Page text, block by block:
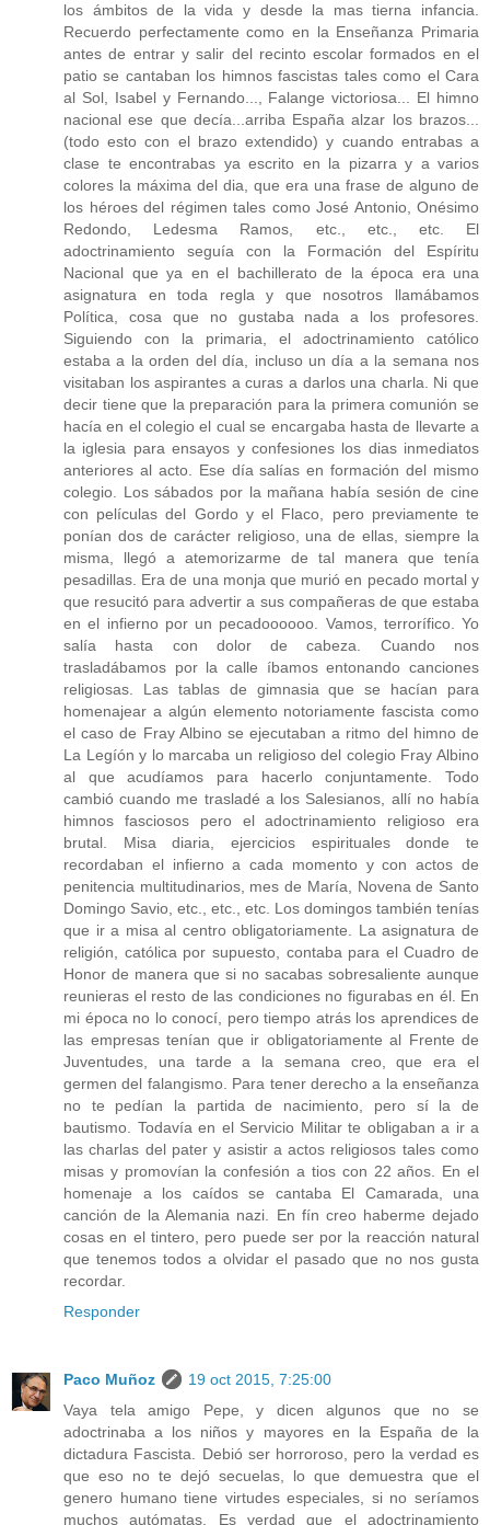
los ámbitos de la vida y desde la mas tierna infancia.
Recuerdo perfectamente como en la Enseñanza Primaria
antes de entrar y salir del recinto escolar formados en el
patio se cantaban los himnos fascistas tales como el Cara
al Sol, Isabel y Fernando..., Falange victoriosa... El himno
nacional ese que decía...arriba España alzar los brazos...
(todo esto con el brazo extendido) y cuando entrabas a
clase te encontrabas ya escrito en la pizarra y a varios
colores la máxima del dia, que era una frase de alguno de
los héroes del régimen tales como José Antonio, Onésimo
Redondo, Ledesma Ramos, etc., etc., etc. El
adoctrinamiento seguía con la Formación del Espíritu
Nacional que ya en el bachillerato de la época era una
asignatura en toda regla y que nosotros llamábamos
Política, cosa que no gustaba nada a los profesores.
Siguiendo con la primaria, el adoctrinamiento católico
estaba a la orden del día, incluso un día a la semana nos
visitaban los aspirantes a curas a darlos una charla. Ni que
decir tiene que la preparación para la primera comunión se
hacía en el colegio el cual se encargaba hasta de llevarte a
la iglesia para ensayos y confesiones los dias inmediatos
anteriores al acto. Ese día salías en formación del mismo
colegio. Los sábados por la mañana había sesión de cine
con películas del Gordo y el Flaco, pero previamente te
ponían dos de carácter religioso, una de ellas, siempre la
misma, llegó a atemorizarme de tal manera que tenía
pesadillas. Era de una monja que murió en pecado mortal y
que resucitó para advertir a sus compañeras de que estaba
en el infierno por un pecadoooooo. Vamos, terrorífico. Yo
salía hasta con dolor de cabeza. Cuando nos
trasladábamos por la calle íbamos entonando canciones
religiosas. Las tablas de gimnasia que se hacían para
homenajear a algún elemento notoriamente fascista como
el caso de Fray Albino se ejecutaban a ritmo del himno de
La Legíón y lo marcaba un religioso del colegio Fray Albino
al que acudíamos para hacerlo conjuntamente. Todo
cambió cuando me trasladé a los Salesianos, allí no había
himnos fasciosos pero el adoctrinamiento religioso era
brutal. Misa diaria, ejercicios espirituales donde te
recordaban el infierno a cada momento y con actos de
penitencia multitudinarios, mes de María, Novena de Santo
Domingo Savio, etc., etc., etc. Los domingos también tenías
que ir a misa al centro obligatoriamente. La asignatura de
religión, católica por supuesto, contaba para el Cuadro de
Honor de manera que si no sacabas sobresaliente aunque
reunieras el resto de las condiciones no figurabas en él. En
mi época no lo conocí, pero tiempo atrás los aprendices de
las empresas tenían que ir obligatoriamente al Frente de
Juventudes, una tarde a la semana creo, que era el
germen del falangismo. Para tener derecho a la enseñanza
no te pedían la partida de nacimiento, pero sí la de
bautismo. Todavía en el Servicio Militar te obligaban a ir a
las charlas del pater y asistir a actos religiosos tales como
misas y promovían la confesión a tios con 22 años. En el
homenaje a los caídos se cantaba El Camarada, una
canción de la Alemania nazi. En fín creo haberme dejado
cosas en el tintero, pero puede ser por la reacción natural
que tenemos todos a olvidar el pasado que no nos gusta
recordar.
Responder
Paco Muñoz
19 oct 2015, 7:25:00
Vaya tela amigo Pepe, y dicen algunos que no se
adoctrinaba a los niños y mayores en la España de la
dictadura Fascista. Debió ser horroroso, pero la verdad es
que eso no te dejó secuelas, lo que demuestra que el
genero humano tiene virtudes especiales, si no seríamos
muchos autómatas. Es verdad que el adoctrinamiento